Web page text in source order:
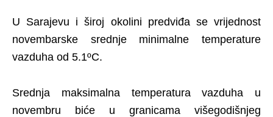
U Sarajevu i široj okolini predviđa se vrijednost
novembarske srednje minimalne temperature
vazduha od 5.1ºC.
Srednja maksimalna temperatura vazduha u
novembru biće u granicama višegodišnjeg